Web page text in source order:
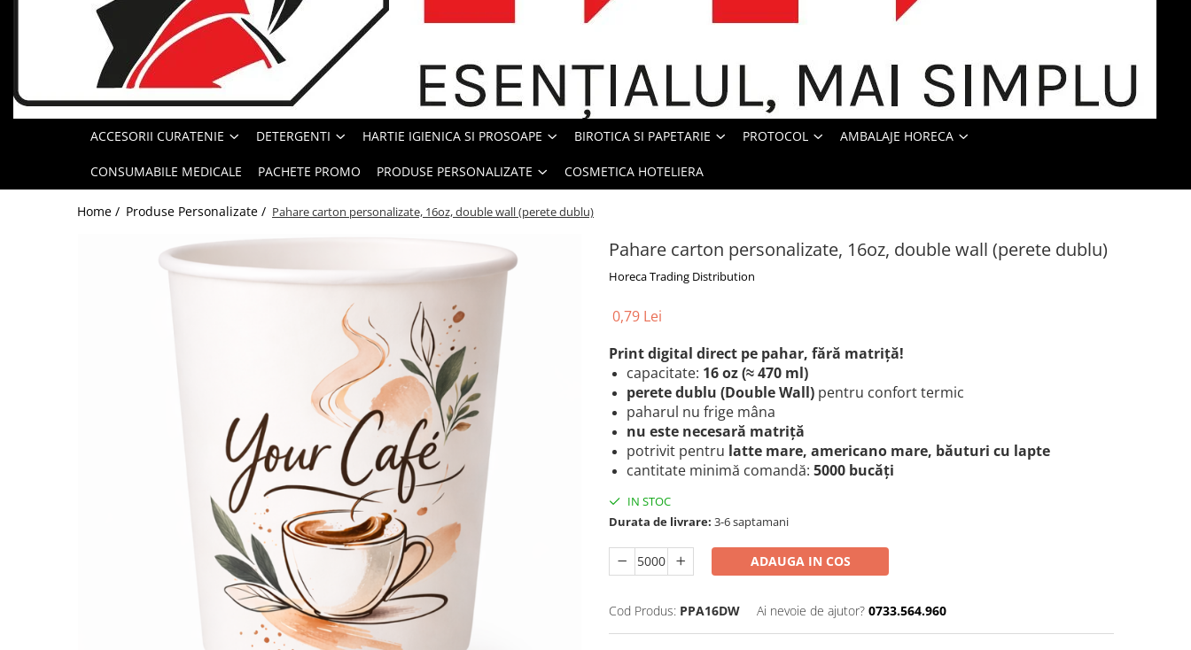
Intretinere masina de spalat
Insecticide si Capcane
Sapunuri
Solutii desfundat teviACCESORII CURATENIE DETERGENTI HARTIE IGIENICA SI PROSOAPE BIROTICA SI PAPETARIE PROTOCOL AMBALAJE HORECA
CONSUMABILE MEDICALE PACHETE PROMO PRODUSE PERSONALIZATE COSMETICA HOTELIERA
Home / Produse Personalizate / Pahare carton personalizate, 16oz, double wall (perete dublu)
Pahare carton personalizate, 16oz, double wall (perete dublu)
Horeca Trading Distribution
0,79 Lei
Print digital direct pe pahar, fără matriță!
capacitate: 16 oz (≈ 470 ml)
perete dublu (Double Wall) pentru confort termic
paharul nu frige mâna
nu este necesară matriță
potrivit pentru latte mare, americano mare, băuturi cu lapte
cantitate minimă comandă: 5000 bucăți
IN STOC
Durata de livrare: 3-6 saptamani
ADAUGA IN COS
Cod Produs: PPA16DW Ai nevoie de ajutor? 0733.564.960